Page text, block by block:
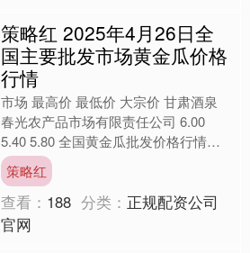
策略红 2025年4月26日全
国主要批发市场黄金瓜价格
行情
市场 最高价 最低价 大宗价 甘肃酒泉
春光农产品市场有限责任公司 6.00
5.40 5.80 全国黄金瓜批发价格行情走
势分析策略红 从今日全国黄金瓜批发
市场价....
策略红
查看： 188 分类： 正规配资公司
官网